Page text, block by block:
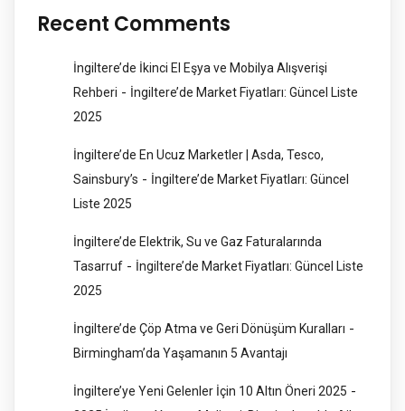
Recent Comments
İngiltere’de İkinci El Eşya ve Mobilya Alışverişi
Rehberi - İngiltere’de Market Fiyatları: Güncel Liste
2025
İngiltere’de En Ucuz Marketler | Asda, Tesco,
Sainsbury’s - İngiltere’de Market Fiyatları: Güncel
Liste 2025
İngiltere’de Elektrik, Su ve Gaz Faturalarında
Tasarruf - İngiltere’de Market Fiyatları: Güncel Liste
2025
İngiltere’de Çöp Atma ve Geri Dönüşüm Kuralları -
Birmingham’da Yaşamanın 5 Avantajı
İngiltere’ye Yeni Gelenler İçin 10 Altın Öneri 2025 -